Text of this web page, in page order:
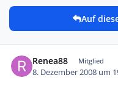
Auf
Renea88 Mitglied
8. Dezember 2008 um